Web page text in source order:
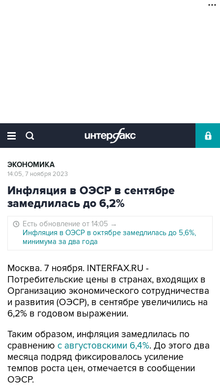
ЭКОНОМИКА
14:05, 7 ноября 2023
Инфляция в ОЭСР в сентябре
замедлилась до 6,2%
Есть обновление от 14:05 →
Инфляция в ОЭСР в октябре замедлилась до 5,6%,
минимума за два года
Москва. 7 ноября. INTERFAX.RU -
Потребительские цены в странах, входящих в
Организацию экономического сотрудничества
и развития (ОЭСР), в сентябре увеличились на
6,2% в годовом выражении.
Таким образом, инфляция замедлилась по
сравнению с августовскими 6,4%. До этого два
месяца подряд фиксировалось усиление
темпов роста цен, отмечается в сообщении
ОЭСР.